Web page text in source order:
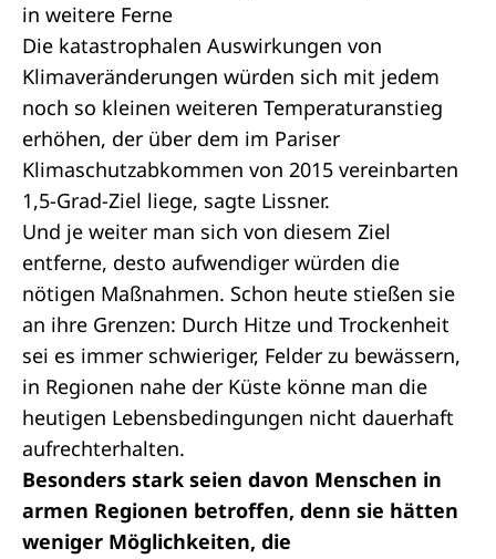
in weitere Ferne
Die katastrophalen Auswirkungen von
Klimaveränderungen würden sich mit jedem
noch so kleinen weiteren Temperaturanstieg
erhöhen, der über dem im Pariser
Klimaschutzabkommen von 2015 vereinbarten
1,5-Grad-Ziel liege, sagte Lissner.
Und je weiter man sich von diesem Ziel
entferne, desto aufwendiger würden die
nötigen Maßnahmen. Schon heute stießen sie
an ihre Grenzen: Durch Hitze und Trockenheit
sei es immer schwieriger, Felder zu bewässern,
in Regionen nahe der Küste könne man die
heutigen Lebensbedingungen nicht dauerhaft
aufrechterhalten.
Besonders stark seien davon Menschen in
armen Regionen betroffen, denn sie hätten
weniger Möglichkeiten, die